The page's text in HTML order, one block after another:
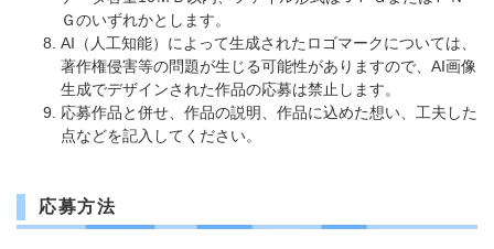
Ｇのいずれかとします。
AI（人工知能）によって生成されたロゴマークについては、
著作権侵害等の問題が生じる可能性がありますので、AI画像
生成でデザインされた作品の応募は禁止します。
応募作品と併せ、作品の説明、作品に込めた想い、工夫した
点などを記入してください。
応募方法